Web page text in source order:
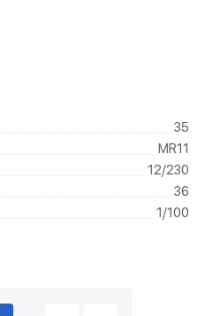
35
MR11
12/230
36
1/100